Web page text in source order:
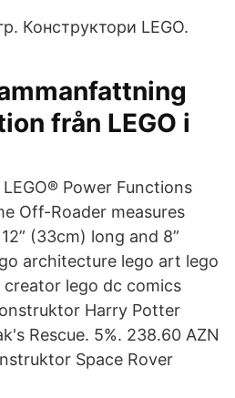
Конструктори LEGO.
från LEGO i
Power Functions
Off-Roader measures
(33cm) long and 8”
architecture lego art lego
lego dc comics
Harry Potter
Rescue. 5%. 238.60 AZN
Space Rover